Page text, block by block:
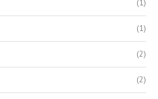
(1)
(1)
(2)
(2)